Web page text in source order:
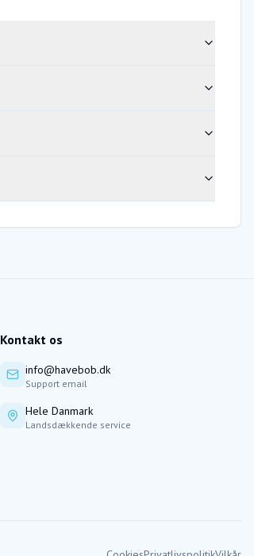
Kontakt os
info@havebob.dk
Support email
Hele Danmark
Landsdækkende service